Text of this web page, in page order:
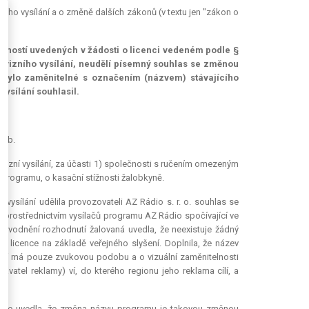
vysílání a o změně dalších zákonů (v textu jen "zákon o
uvedených v žádosti o licenci vedeném podle §
vysílání, neudělí písemný souhlas se změnou
zaměnitelné s označením (názvem) stávajícího
souhlasil.
vysílání, za účasti 1) společnosti s ručením omezeným
o kasační stížnosti žalobkyně.
udělila provozovateli AZ Rádio s. r. o. souhlas se
vysílačů programu AZ Rádio spočívající ve
rozhodnutí žalovaná uvedla, že neexistuje žádný
licence na základě veřejného slyšení. Doplnila, že název
má pouze zvukovou podobu a o vizuální zaměnitelnosti
reklamy) ví, do kterého regionu jeho reklama cílí, a